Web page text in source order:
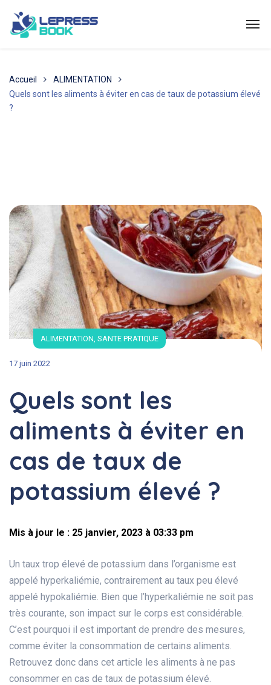
Accueil
ALIMENTATION
Quels sont les aliments à éviter en cas de taux de potassium élevé
?
ALIMENTATION SANTE PRATIQUE
17 juin 2022
Quels sont les
aliments à éviter en
cas de taux de
potassium élevé ?
Mis à jour le : 25 janvier, 2023 à 03:33 pm
Un taux trop élevé de potassium dans l’organisme est
appelé hyperkaliémie, contrairement au taux peu élevé
appelé hypokaliémie. Bien que l’hyperkaliémie ne soit pas
très courante, son impact sur le corps est considérable.
C’est pourquoi il est important de prendre des mesures,
comme éviter la consommation de certains aliments.
Retrouvez donc dans cet article les aliments à ne pas
consommer en cas de taux de potassium élevé.